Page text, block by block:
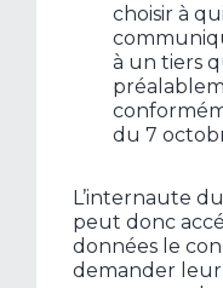
choisir à
à un tiers
du 7
L’internaute
peut donc
données le
demander